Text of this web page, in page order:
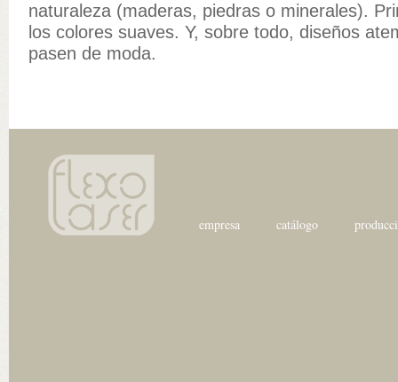
naturaleza (maderas, piedras o minerales).
los colores suaves. Y, sobre todo, diseños
pasen de moda.
empresa catálogo